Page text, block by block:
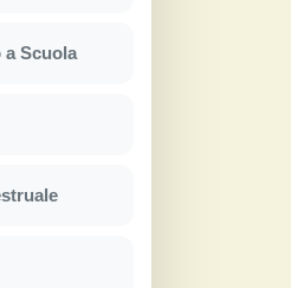
a Scuola